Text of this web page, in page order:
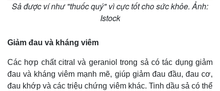
Sả được ví như "thuốc quý" vì cực tốt cho sức khỏe. Ảnh:
Istock
Giảm đau và kháng viêm
Các hợp chất citral và geraniol trong sả có tác dụng giảm
đau và kháng viêm mạnh mẽ, giúp giảm đau đầu, đau cơ,
đau khớp và các triệu chứng viêm khác. Tinh dầu sả có thể